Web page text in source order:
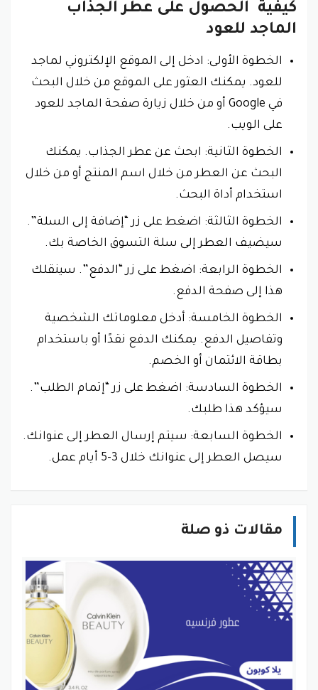
كيفية الحصول على عطر الجذاب
الماجد للعود
الخطوة الأولى: ادخل إلى الموقع الإلكتروني لماجد
للعود. يمكنك العثور على الموقع من خلال البحث
في Google أو من خلال زيارة صفحة الماجد للعود
على الويب.
الخطوة الثانية: ابحث عن عطر الجذاب. يمكنك
البحث عن العطر من خلال اسم المنتج أو من خلال
استخدام أداة البحث.
الخطوة الثالثة: اضغط على زر “إضافة إلى السلة”.
سيضيف العطر إلى سلة التسوق الخاصة بك.
الخطوة الرابعة: اضغط على زر “الدفع”. سينقلك
هذا إلى صفحة الدفع.
الخطوة الخامسة: أدخل معلوماتك الشخصية
وتفاصيل الدفع. يمكنك الدفع نقدًا أو باستخدام
بطاقة الائتمان أو الخصم.
الخطوة السادسة: اضغط على زر “إتمام الطلب”.
سيؤكد هذا طلبك.
الخطوة السابعة: سيتم إرسال العطر إلى عنوانك.
سيصل العطر إلى عنوانك خلال 3-5 أيام عمل.
مقالات ذو صلة